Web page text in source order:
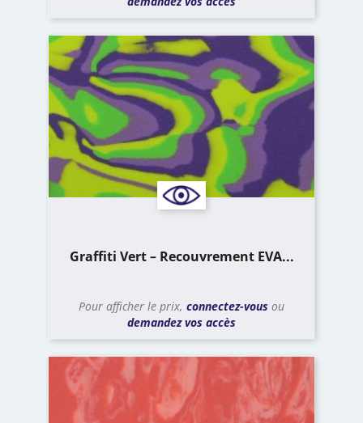
Graffiti Vert – Recouvrement EVA...
Pour afficher le prix, connectez-vous ou
demandez vos accès